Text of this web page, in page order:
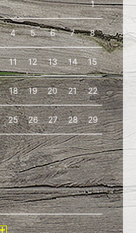
1
4 5 6 7 8
11 12 13 14 15
18 19 20 21 22
25 26 27 28 29